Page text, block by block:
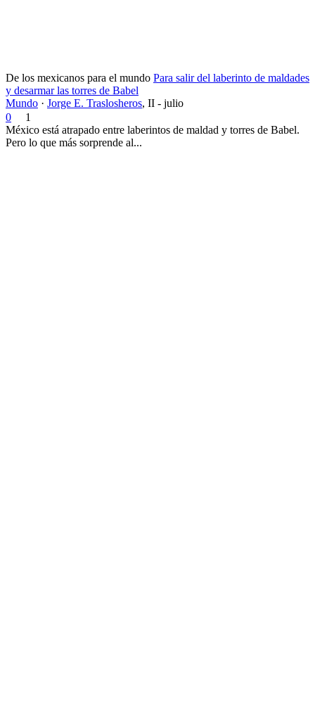
De los mexicanos para el mundo Para salir del laberinto de maldades
y desarmar las torres de Babel
Mundo · Jorge E. Traslosheros, II - julio
0
1
México está atrapado entre laberintos de maldad y torres de Babel.
Pero lo que más sorprende al...